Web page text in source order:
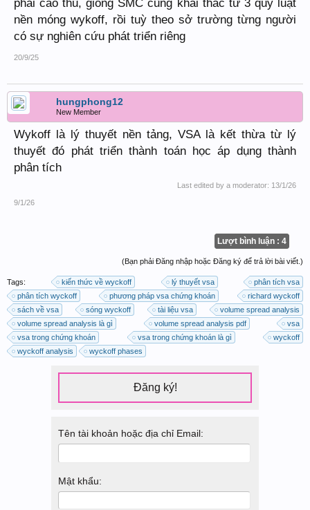
nền móng wykoff, rồi tuỳ theo sở trường từng người
có sự nghiên cứu phát triển riêng
20/9/25
hungphong12
New Member
Wykoff là lý thuyết nền tảng, VSA là kết thừa từ lý
thuyết đó phát triển thành toán học áp dụng thành
phân tích
Last edited by a moderator: 13/1/26
9/1/26
Lượt bình luận : 4
(Bạn phải Đăng nhập hoặc Đăng ký để trả lời bài viết.)
Tags: kiến thức về wyckoff lý thuyết vsa
phân tích vsa
phân tích wyckoff
phương pháp vsa chứng khoán
richard wyckoff
sách về vsa
sóng wyckoff tài liệu vsa
volume spread analysis
volume spread analysis là gì
volume spread analysis pdf
vsa
vsa trong chứng khoán
vsa trong chứng khoán là gì
wyckoff
wyckoff analysis
wyckoff phases
Đăng ký!
Tên tài khoản hoặc địa chỉ Email:
Mật khẩu: